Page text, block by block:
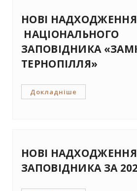
НОВІ
НАЦІОНАЛЬНОГО
ЗАПОВІДНИКА
ТЕРНОПІЛЛЯ»
Докладніше
НОВІ
ЗАПОВІДНИКА ЗА